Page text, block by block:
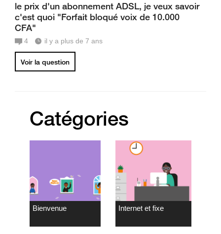
le prix d'un abonnement ADSL, je veux savoir
c'est quoi "Forfait bloqué voix de 10.000
CFA"
4 il y a plus de 7 ans
Voir la question
Catégories
Bienvenue Internet et fixe